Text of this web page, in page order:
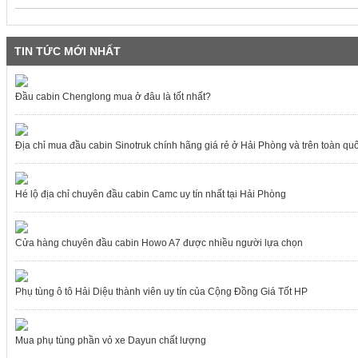
TIN TỨC MỚI NHẤT
Đầu cabin Chenglong mua ở đâu là tốt nhất?
Địa chỉ mua đầu cabin Sinotruk chính hãng giá rẻ ở Hải Phòng và trên toàn
Hé lộ địa chỉ chuyên đầu cabin Camc uy tín nhất tại Hải Phòng
Cửa hàng chuyên đầu cabin Howo A7 được nhiều người lựa chọn
Phụ tùng ô tô Hải Diệu thành viên uy tín của Cộng Đồng Giá Tốt HP
Mua phụ tùng phần vỏ xe Dayun chất lượng